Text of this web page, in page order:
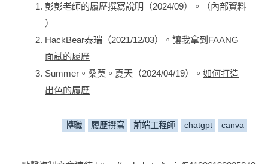
彭彭老師的履歷撰寫說明（2024/09）。（內部資料
）
HackBear泰瑞（2021/12/03）。 讓我拿到FAANG
面試的履歷
Summer。桑莫。夏天（2024/04/19）。 如何打造
出色的履歷
轉職 履歷撰寫 前端工程師 chatgpt canva